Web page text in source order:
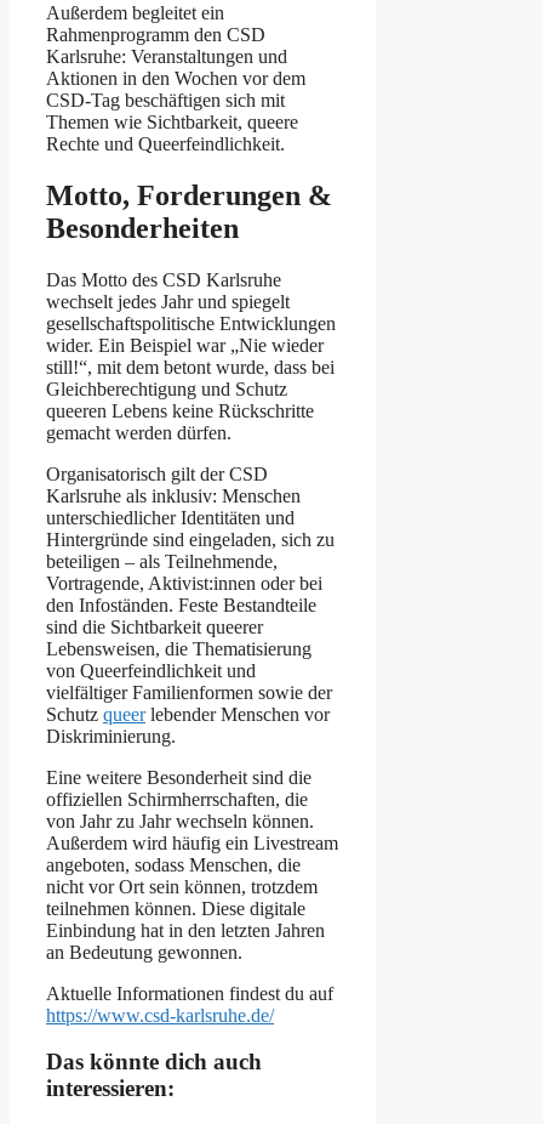
Außerdem begleitet ein
Rahmenprogramm den CSD
Karlsruhe: Veranstaltungen und
Aktionen in den Wochen vor dem
CSD-Tag beschäftigen sich mit
Themen wie Sichtbarkeit, queere
Rechte und Queerfeindlichkeit.
Motto, Forderungen &
Besonderheiten
Das Motto des CSD Karlsruhe
wechselt jedes Jahr und spiegelt
gesellschaftspolitische Entwicklungen
wider. Ein Beispiel war „Nie wieder
still!“, mit dem betont wurde, dass bei
Gleichberechtigung und Schutz
queeren Lebens keine Rückschritte
gemacht werden dürfen.
Organisatorisch gilt der CSD
Karlsruhe als inklusiv: Menschen
unterschiedlicher Identitäten und
Hintergründe sind eingeladen, sich zu
beteiligen – als Teilnehmende,
Vortragende, Aktivist:innen oder bei
den Infoständen. Feste Bestandteile
sind die Sichtbarkeit queerer
Lebensweisen, die Thematisierung
von Queerfeindlichkeit und
vielfältiger Familienformen sowie der
Schutz queerlebender Menschen vor
Diskriminierung.
Eine weitere Besonderheit sind die
offiziellen Schirmherrschaften, die
von Jahr zu Jahr wechseln können.
Außerdem wird häufig ein Livestream
angeboten, sodass Menschen, die
nicht vor Ort sein können, trotzdem
teilnehmen können. Diese digitale
Einbindung hat in den letzten Jahren
an Bedeutung gewonnen.
Aktuelle Informationen findest du auf
https://www.csd-karlsruhe.de/
Das könnte dich auch
interessieren: